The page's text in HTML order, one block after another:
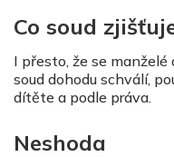
Co soud
I přesto, že se
soud dohodu schválí,
dítěte a podle práva.
Neshoda